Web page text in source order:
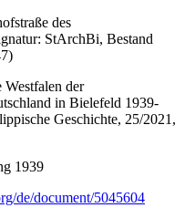
des
StArchBi, Bestand
der
in Bielefeld 1939-
Geschichte, 25/2021,
1939
de/document/5045604